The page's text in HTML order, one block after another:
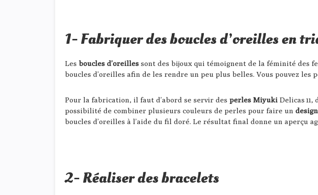
1- Fabriquer des boucles d’oreilles en
Les boucles d’oreilles sont des bijoux qui témoignent de la féminité des
boucles d’oreilles afin de les rendre un peu plus belles. Vous pouvez
Pour la fabrication, il faut d’abord se servir des perles Miyuki Delicas
possibilité de combiner plusieurs couleurs de perles pour faire un
boucles d’oreilles à l’aide du fil doré. Le résultat final donne un aperçu
2- Réaliser des bracelets